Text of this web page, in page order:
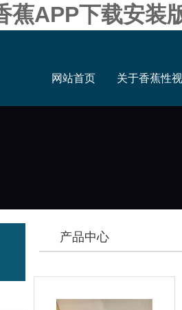
蕉APP下载安装
网站首页 关于香蕉性
产品中心